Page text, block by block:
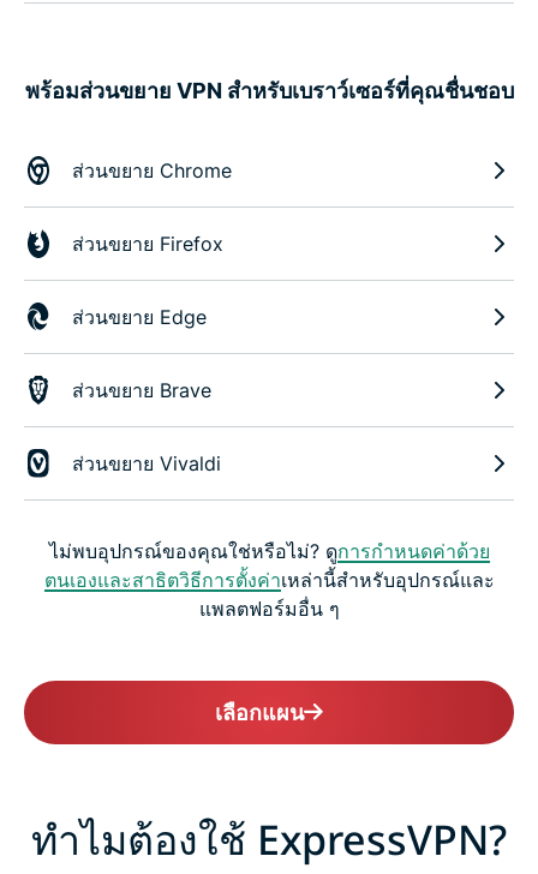
พร้อมส่วนขยาย VPN สำหรับเบราว์เซอร์ที่คุณชื่นชอบ
ส่วนขยาย Chrome
ส่วนขยาย Firefox
ส่วนขยาย Edge
ส่วนขยาย Brave
ส่วนขยาย Vivaldi
ไม่พบอุปกรณ์ของคุณใช่หรือไม่? ดูการกำหนดค่าด้วย
ตนเองและสาธิตวิธีการตั้งค่าเหล่านี้สำหรับอุปกรณ์และ
แพลตฟอร์มอื่น ๆ
เลือกแผน
ทำไมต้องใช้ ExpressVPN?